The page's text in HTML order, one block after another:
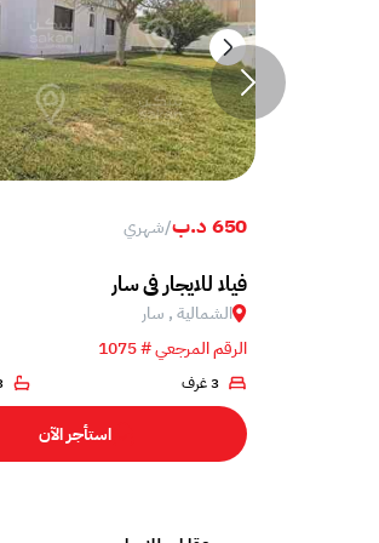
650 د.ب /شهري
فيلا للايجار في سار
الشمالية , سار
الرقم المرجعي # 1075
3 غرف 3
استأجر الآن